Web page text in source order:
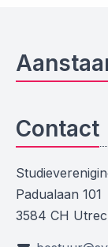
Contact
Padualaan 101
3584 CH